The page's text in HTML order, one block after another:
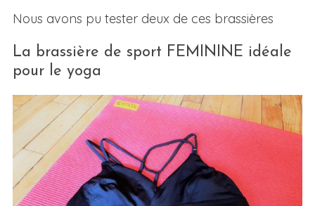
Nous avons pu tester deux de ces brassières
La brassière de sport FEMININE idéale
pour le yoga